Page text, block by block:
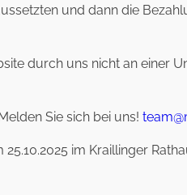
und dann die
durch uns nicht an einer
Sie sich bei uns!
im Kraillinger